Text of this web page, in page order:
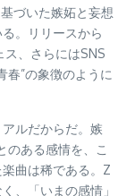
づいた嫉妬と妄想
。リリースから
、さらにはSNS
春”の象徴のように
ルだからだ。嫉
ある感情を、こ
曲は稀である。Z
、「いまの感情」